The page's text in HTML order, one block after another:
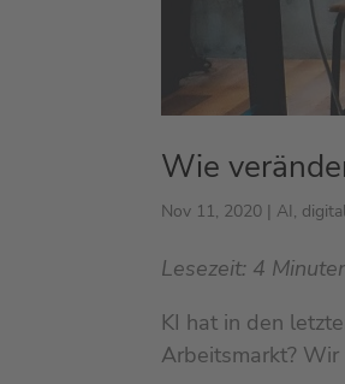
Wie
Nov 11, 2020 |AI,
Lesezeit: 4
KI hat in den
Arbeitsmarkt?